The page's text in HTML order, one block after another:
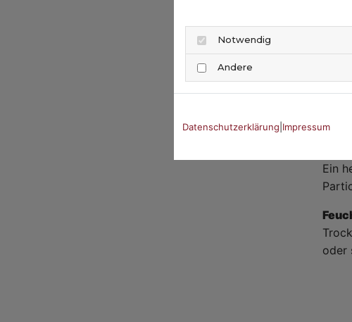
Die
Ein
oder
Notwendig
Andere
Datenschutzerklärung Impressum